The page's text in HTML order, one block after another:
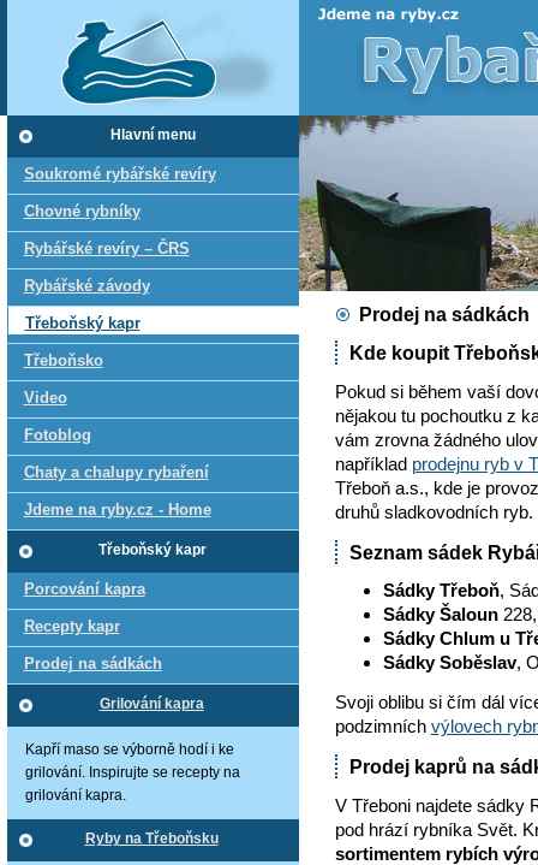
Prodej na sádkách
Kde koupit
Pokud si během vaší
nějakou tu pochoutku z
vám zrovna žádného
například prodejnu ryb v
Třeboň a.s., kde je
druhů sladkovodních ryb.
Seznam sádek
Sádky Třeboň,
Sádky Šaloun228,
Sádky Chlum u
Sádky Soběslav,
Svoji oblibu si čím dál
podzimních výlovech
Prodej kaprů na
V Třeboni najdete sádky
pod hrází rybníka Svět.
sortimentem rybích
Hlavní menu
Soukromé rybářské revíry
Chovné rybníky
Rybářské revíry – ČRS
Rybářské závody
Třeboňský kapr
Třeboňsko
Video
Fotoblog
Chaty a chalupy rybaření
Jdeme na ryby.cz - Home
Třeboňský kapr
Porcování kapra
Recepty kapr
Prodej na sádkách
Grilování kapra
Kapří maso se výborně hodí i ke
grilování. Inspirujte se recepty na
grilování kapra.
Ryby na Třeboňsku